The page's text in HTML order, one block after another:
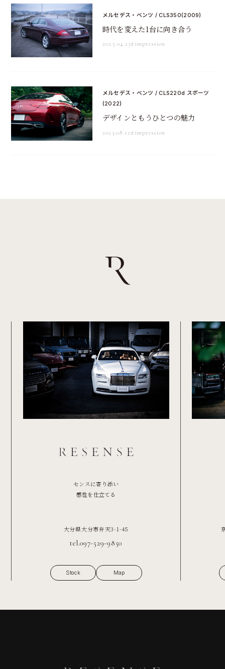
メルセデス・ベンツ / CLS350(2009)
時代を変えた1台に向き合う
2025.04.23#impression
メルセデス・ベンツ / CLS220d スポーツ
(2022)
デザインともうひとつの魅力
2023.08.12#impression
センスに寄り添い
感性を仕立てる
大分県大分市弁天3-1-45
tel.097-529-9850
Stock Map